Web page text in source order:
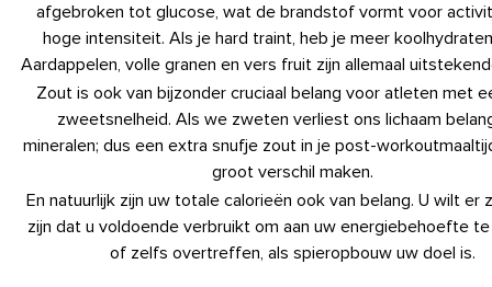
afgebroken tot glucose, wat de brandstof vormt voor
hoge intensiteit. Als je hard traint, heb je meer
Aardappelen, volle granen en vers fruit zijn allemaal
Zout is ook van bijzonder cruciaal belang voor atleten met
zweetsnelheid. Als we zweten verliest ons lichaam
mineralen; dus een extra snufje zout in je post-
groot verschil maken.
En natuurlijk zijn uw totale calorieën ook van belang. U wilt er
zijn dat u voldoende verbruikt om aan uw energiebehoefte
of zelfs overtreffen, als spieropbouw uw doel is.